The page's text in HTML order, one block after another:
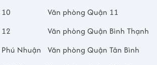
Văn phòng Quận 11
Văn phòng Quận Bình Thạnh
Nhuận
Văn phòng Quận Tân Bình